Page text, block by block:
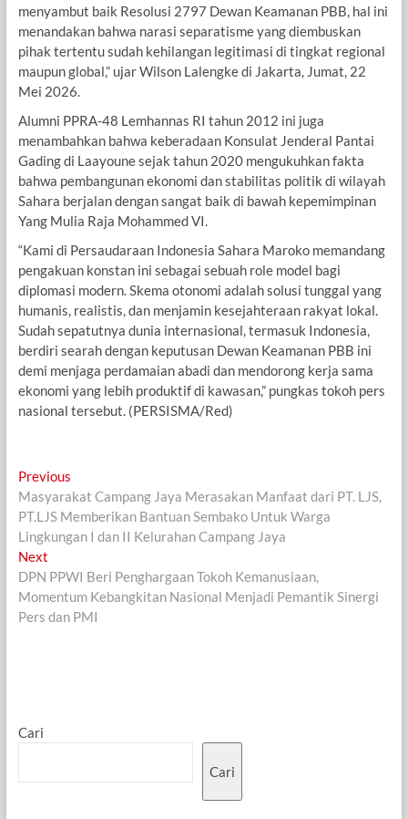
menyambut baik Resolusi 2797 Dewan Keamanan PBB, hal ini
menandakan bahwa narasi separatisme yang diembuskan
pihak tertentu sudah kehilangan legitimasi di tingkat regional
maupun global,” ujar Wilson Lalengke di Jakarta, Jumat, 22
Mei 2026.
Alumni PPRA-48 Lemhannas RI tahun 2012 ini juga
menambahkan bahwa keberadaan Konsulat Jenderal Pantai
Gading di Laayoune sejak tahun 2020 mengukuhkan fakta
bahwa pembangunan ekonomi dan stabilitas politik di wilayah
Sahara berjalan dengan sangat baik di bawah kepemimpinan
Yang Mulia Raja Mohammed VI.
“Kami di Persaudaraan Indonesia Sahara Maroko memandang
pengakuan konstan ini sebagai sebuah role model bagi
diplomasi modern. Skema otonomi adalah solusi tunggal yang
humanis, realistis, dan menjamin kesejahteraan rakyat lokal.
Sudah sepatutnya dunia internasional, termasuk Indonesia,
berdiri searah dengan keputusan Dewan Keamanan PBB ini
demi menjaga perdamaian abadi dan mendorong kerja sama
ekonomi yang lebih produktif di kawasan,” pungkas tokoh pers
nasional tersebut. (PERSISMA/Red)
Navigasi
pos
PreviousPrevious
post:
Masyarakat Campang Jaya Merasakan Manfaat dari PT. LJS,
PT.LJS Memberikan Bantuan Sembako Untuk Warga
Lingkungan I dan II Kelurahan Campang Jaya
NextNext
post:
DPN PPWI Beri Penghargaan Tokoh Kemanusiaan,
Momentum Kebangkitan Nasional Menjadi Pemantik Sinergi
Pers dan PMI ​
Cari
Cari